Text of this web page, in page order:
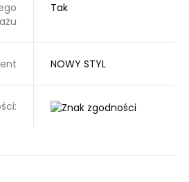
Tak
NOWY STYL